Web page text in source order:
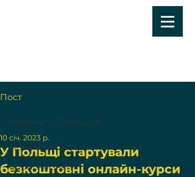
Пост
Новини в Польщі
Корисно знати
Новини в Польщі
У Польщі стартували
безкоштовні онлайн-курси
10 січ. 2023 р.